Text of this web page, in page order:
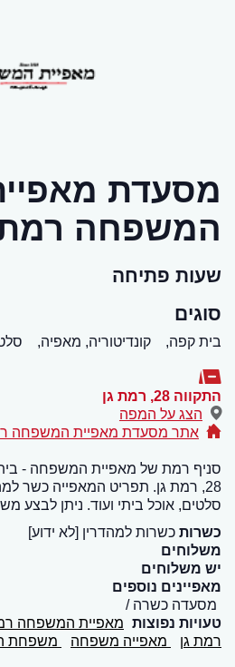
מסעדת
המשפחה רמת
שעות פתיחה
סוגים
בית קפה, קונדיטוריה, מאפיה,
התקווה 28 , רמת גן
הצג על המפה
אתר מסעדת מאפיית המשפחה
סניף רמת של מאפיית המשפחה -
28, רמת גן. תפריט המאפייה כשר
סלטים, אוכל ביתי ועוד. ניתן לבצע
כשרות כשרות למהדרין [לא ידוע]
משלוחים
יש משלוחים
מאפיינים נוספים
מסעדה כשרה
טעויות נפוצות מאפיית המשפחה
רמת גן
מאפייה משפחה משפחת